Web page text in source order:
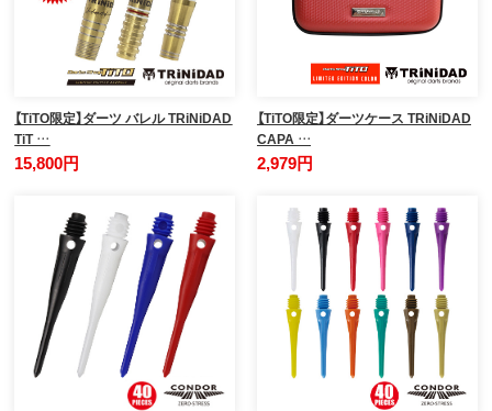
【TiTO限定】ダーツ バレル TRiNiDAD
TiT …
15,800円
【TiTO限定】ダーツケース TRiNiDAD
CAPA …
2,979円